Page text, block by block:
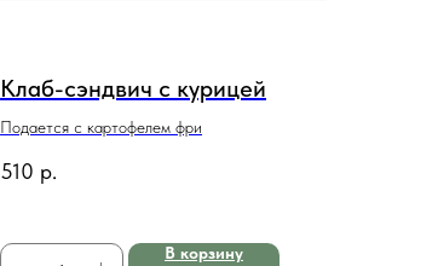
Клаб-сэндвич с курицей
Подается с картофелем фри
510 р.
В корзину